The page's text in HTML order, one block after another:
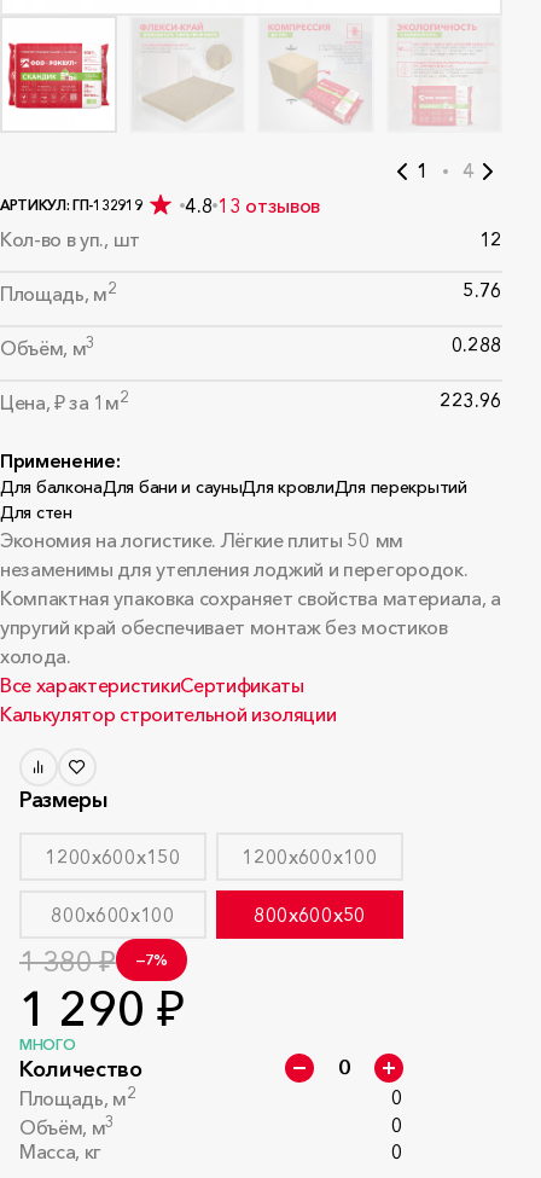
1 4
АРТИКУЛ: ГП-132919 4.8 13 отзывов
Кол-во в уп., шт
12
Площадь, м2 5.76
Объём, м3 0.288
Цена, ₽ за 1м2 223.96
Применение:
Для балконаДля бани и сауныДля кровлиДля перекрытий
Для стен
Экономия на логистике. Лёгкие плиты 50 мм
незаменимы для утепления лоджий и перегородок.
Компактная упаковка сохраняет свойства материала, а
упругий край обеспечивает монтаж без мостиков
холода.
Все характеристикиСертификаты
Калькулятор строительной изоляции
Размеры
1200x600x150 1200x600x100
800x600x100 800x600x50
1 380 ₽ −7%
1 290 ₽
МНОГО
Количество
Площадь, м2
0
Объём, м3
0
Масса, кг
0